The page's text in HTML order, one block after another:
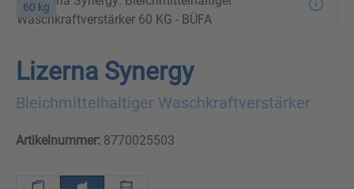
60 kg
Lizerna Synergy
Bleichmittelhaltiger Waschkraftverstärker
Artikelnummer: 8770025503